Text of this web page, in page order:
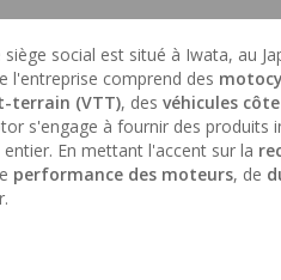
social est situé à Iwata, au
l'entreprise comprend des
terrain (VTT), des véhicules
s'engage à fournir des
En mettant l'accent sur la
performance des moteurs, de